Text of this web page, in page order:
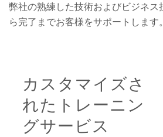
弊社の熟練した技術およびビジネス
ら完了までお客様をサポートします。
カスタマイズさ
れたトレーニン
グサービス